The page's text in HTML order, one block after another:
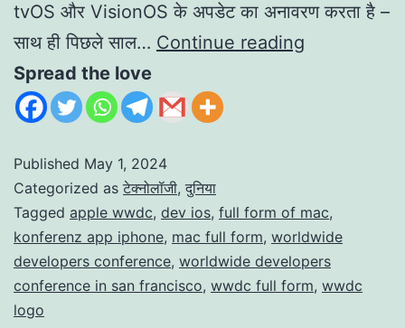
tvOS और VisionOS के अपडेट का अनावरण करता है –
साथ ही पिछले साल… Continue reading
Spread the love
Published May 1, 2024
Categorized as टेक्नोलॉजी, दुनिया
Tagged apple wwdc, dev ios, full form of mac,
konferenz app iphone, mac full form, worldwide
developers conference, worldwide developers
conference in san francisco, wwdc full form, wwdc
logo